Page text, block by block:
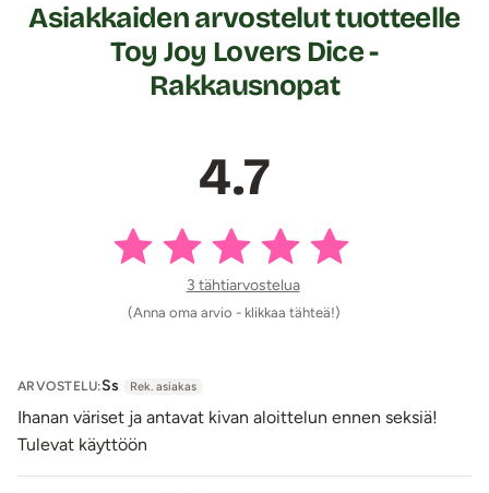
Asiakkaiden arvostelut tuotteelle
Toy Joy Lovers Dice -
Rakkausnopat
4.7
3 tähtiarvostelua
(Anna oma arvio - klikkaa tähteä!)
ARVOSTELU:Ss Rek. asiakas
Ihanan väriset ja antavat kivan aloittelun ennen seksiä!
Tulevat käyttöön